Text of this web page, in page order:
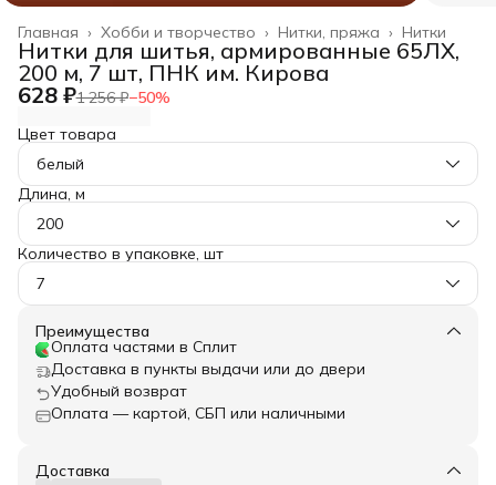
Нитки
Нитки, пряжа ›
Хобби и творчество ›
Главная ›
Нитки для шитья, армированные 65ЛХ,
200 м, 7 шт, ПНК им. Кирова
628 ₽1 256 ₽−50%
Цвет товара
белый
Длина, м
200
Количество в упаковке, шт
7
Преимущества
Оплата частями в Сплит
Доставка в пункты выдачи или до двери
Удобный возврат
Оплата — картой, СБП или наличными
Доставка